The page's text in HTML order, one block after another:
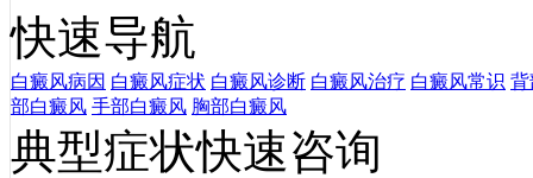
快速导航
白癜风病因 白癜风症状 白癜风诊断 白癜风治疗 白癜风常识 背
部白癜风 手部白癜风 胸部白癜风
典型症状快速咨询